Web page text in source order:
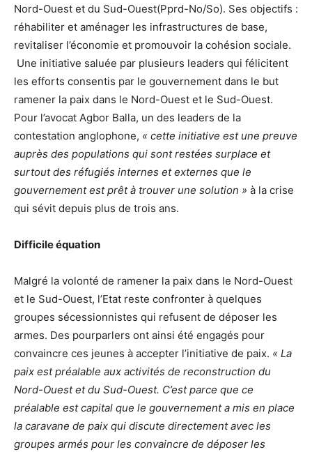
Nord-Ouest et du Sud-Ouest(Pprd-No/So). Ses objectifs :
réhabiliter et aménager les infrastructures de base,
revitaliser l’économie et promouvoir la cohésion sociale.
Une initiative saluée par plusieurs leaders qui félicitent
les efforts consentis par le gouvernement dans le but
ramener la paix dans le Nord-Ouest et le Sud-Ouest.
Pour l’avocat Agbor Balla, un des leaders de la
contestation anglophone, « cette initiative est une preuve
auprès des populations qui sont restées surplace et
surtout des réfugiés internes et externes que le
gouvernement est prêt à trouver une solution » à la crise
qui sévit depuis plus de trois ans.
Difficile équation
Malgré la volonté de ramener la paix dans le Nord-Ouest
et le Sud-Ouest, l’Etat reste confronter à quelques
groupes sécessionnistes qui refusent de déposer les
armes. Des pourparlers ont ainsi été engagés pour
convaincre ces jeunes à accepter l’initiative de paix. « La
paix est préalable aux activités de reconstruction du
Nord-Ouest et du Sud-Ouest. C’est parce que ce
préalable est capital que le gouvernement a mis en place
la caravane de paix qui discute directement avec les
groupes armés pour les convaincre de déposer les